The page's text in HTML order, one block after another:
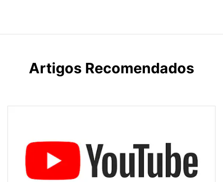
Artigos Recomendados